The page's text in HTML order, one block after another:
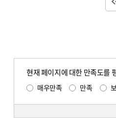
현재 페이지에 대한 만족도를
매우만족 만족